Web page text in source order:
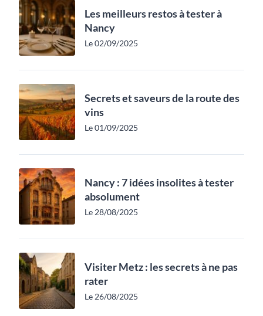
Les meilleurs restos à tester à
Nancy
Le 02/09/2025
Secrets et saveurs de la route des
vins
Le 01/09/2025
Nancy : 7 idées insolites à tester
absolument
Le 28/08/2025
Visiter Metz : les secrets à ne pas
rater
Le 26/08/2025